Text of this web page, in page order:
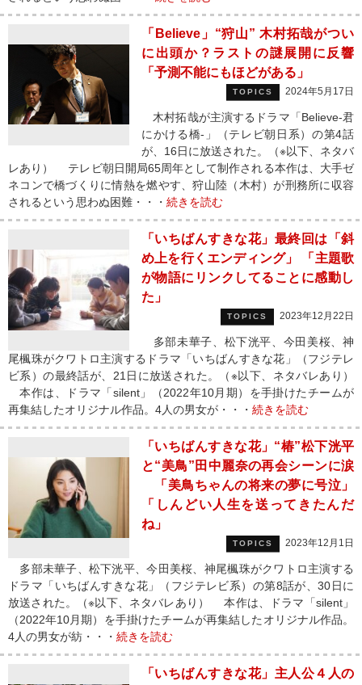
「Believe」“狩山” 木村拓哉がつい
に出頭か？ラストの謎展開に反響
「予測不能にもほどがある」
TOPICS 2024年5月17日
木村拓哉が主演するドラマ「Believe-君
にかける橋-」（テレビ朝日系）の第4話
が、16日に放送された。（※以下、ネタバ
レあり） テレビ朝日開局65周年として制作される本作は、大手ゼ
ネコンで橋づくりに情熱を燃やす、狩山陸（木村）が刑務所に収容
されるという思わぬ困難・・・ 続きを読む
「いちばんすきな花」最終回は「斜
め上を行くエンディング」 「主題歌
が物語にリンクしてることに感動し
た」
TOPICS 2023年12月22日
多部未華子、松下洸平、今田美桜、神
尾楓珠がクワトロ主演するドラマ「いちばんすきな花」（フジテレ
ビ系）の最終話が、21日に放送された。（※以下、ネタバレあり）
本作は、ドラマ「silent」（2022年10月期）を手掛けたチームが
再集結したオリジナル作品。4人の男女が・・・ 続きを読む
「いちばんすきな花」“椿”松下洸平
と“美鳥”田中麗奈の再会シーンに涙
「美鳥ちゃんの将来の夢に号泣」
「しんどい人生を送ってきたんだ
ね」
TOPICS 2023年12月1日
多部未華子、松下洸平、今田美桜、神尾楓珠がクワトロ主演する
ドラマ「いちばんすきな花」（フジテレビ系）の第8話が、30日に
放送された。（※以下、ネタバレあり） 本作は、ドラマ「silent」
（2022年10月期）を手掛けたチームが再集結したオリジナル作品。
4人の男女が紡・・・ 続きを読む
「いちばんすきな花」主人公４人の